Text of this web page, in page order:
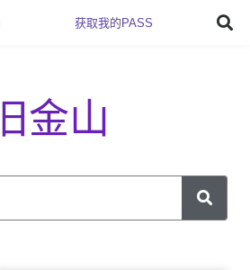
获取我的PASS
旧金山